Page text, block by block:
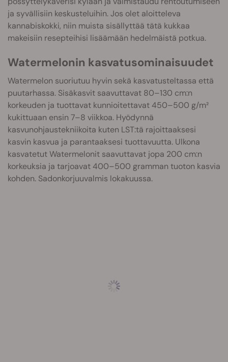
ja syvällisiin keskusteluihin. Jos olet aloitteleva
kannabiskokki, niin muista sisällyttää tätä kukkaa
makeisiin resepteihisi lisäämään hedelmäistä potkua.
Watermelonin kasvatusominaisuudet
Watermelon suoriutuu hyvin sekä kasvatusteltassa että
puutarhassa. Sisäkasvit saavuttavat 80–130 cm:n
korkeuden ja tuottavat kunnioitettavat 450–500 g/m²
kukittuaan ensin 7–8 viikkoa. Hyödynnä
kasvunohjaustekniikoita kuten LST:tä rajoittaaksesi
kasvin kasvua ja parantaaksesi tuottavuutta. Ulkona
kasvatetut Watermelonit saavuttavat jopa 200 cm:n
korkeuksia ja tarjoavat 400–500 gramman tuoton kasvia
kohden. Sadonkorjuuvalmis lokakuussa.